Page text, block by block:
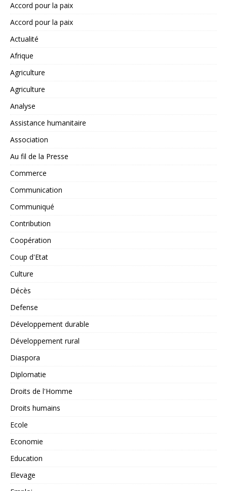
Accord pour la paix
Accord pour la paix
Actualité
Afrique
Agriculture
Agriculture
Analyse
Assistance humanitaire
Association
Au fil de la Presse
Commerce
Communication
Communiqué
Contribution
Coopération
Coup d'Etat
Culture
Décès
Defense
Développement durable
Développement rural
Diaspora
Diplomatie
Droits de l'Homme
Droits humains
Ecole
Economie
Education
Elevage